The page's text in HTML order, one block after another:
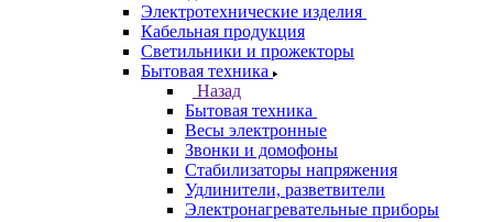
Электротехнические изделия
Кабельная продукция
Светильники и прожекторы
Бытовая техника
Назад
Бытовая техника
Весы электронные
Звонки и домофоны
Стабилизаторы напряжения
Удлинители, разветвители
Электронагревательные приборы